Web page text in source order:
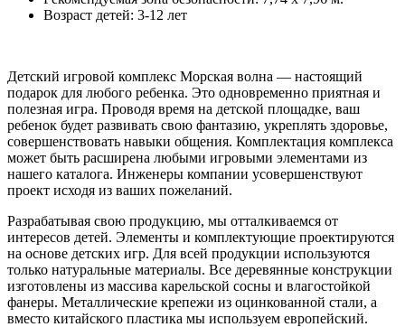
Возраст детей: 3-12 лет
Детский игровой комплекс Морская волна — настоящий
подарок для любого ребенка. Это одновременно приятная и
полезная игра. Проводя время на детской площадке, ваш
ребенок будет развивать свою фантазию, укреплять здоровье,
совершенствовать навыки общения. Комплектация комплекса
может быть расширена любыми игровыми элементами из
нашего каталога. Инженеры компании усовершенствуют
проект исходя из ваших пожеланий.
Разрабатывая свою продукцию, мы отталкиваемся от
интересов детей. Элементы и комплектующие проектируются
на основе детских игр. Для всей продукции используются
только натуральные материалы. Все деревянные конструкции
изготовлены из массива карельской сосны и влагостойкой
фанеры. Металлические крепежи из оцинкованной стали, а
вместо китайского пластика мы используем европейский.